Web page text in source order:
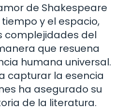
de Shakespeare
y el espacio,
complejidades del
que resuena
humana universal.
capturar la esencia
ha asegurado su
de la literatura.